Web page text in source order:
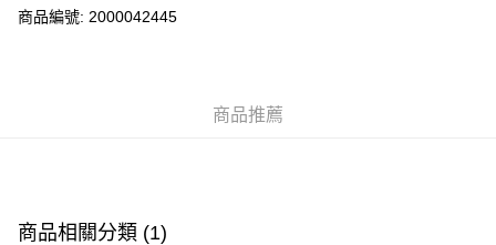
送貨方式
每筆HK$50.00，滿HK$200.00或以上免運費
商品編號: 2000042445
商品推薦
商品相關分類 (1)